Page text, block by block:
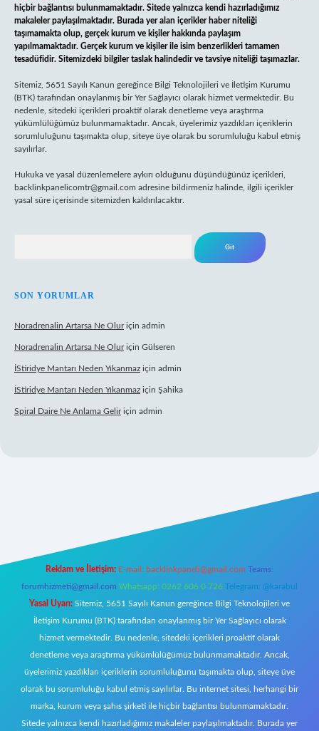
hiçbir bağlantısı bulunmamaktadır. Sitede yalnızca kendi hazırladığımız
makaleler paylaşılmaktadır. Burada yer alan içerikler haber niteliği
taşımamakta olup, gerçek kurum ve kişiler hakkında paylaşım
yapılmamaktadır. Gerçek kurum ve kişiler ile isim benzerlikleri tamamen
tesadüfidir. Sitemizdeki bilgiler taslak halindedir ve tavsiye niteliği taşımazlar.
Sitemiz, 5651 Sayılı Kanun gereğince Bilgi Teknolojileri ve İletişim Kurumu
(BTK) tarafından onaylanmış bir Yer Sağlayıcı olarak hizmet vermektedir. Bu
nedenle, sitedeki içerikleri proaktif olarak denetleme veya araştırma
yükümlülüğümüz bulunmamaktadır. Ancak, üyelerimiz yazdıkları içeriklerin
sorumluluğunu taşımakta olup, siteye üye olarak bu sorumluluğu kabul etmiş
sayılırlar.
Hukuka ve yasal düzenlemelere aykırı olduğunu düşündüğünüz içerikleri,
backlinkpanelicomtr@gmail.com adresine bildirmeniz halinde, ilgili içerikler
yasal süre içerisinde sitemizden kaldırılacaktır.
SON YORUMLAR
Noradrenalin Artarsa Ne Oluriçin admin
Noradrenalin Artarsa Ne Oluriçin Gülseren
İStiridye Mantarı Neden Yıkanmaz için admin
İStiridye Mantarı Neden Yıkanmaz için Şahika
Spiral Daire Ne Anlama Geliriçin admin
Reklam ve İletişim: E-mail: backlinkpaneli@gmail.com Teams:
forumhizmeti@gmail.com Whatsapp: 0262 606 0 726 Telegram: @karabul
Yasal Uyarı: Sitemiz, 5651 Sayılı Kanun gereğince Bilgi Teknolojileri ve
İletişim Kurumu (BTK) tarafından onaylanmış bir Yer Sağlayıcı olarak
hizmet vermektedir. Bu nedenle, sitedeki içerikleri proaktif olarak
denetleme veya araştırma yükümlülüğümüz bulunmamaktadır. Ancak,
üyelerimiz yazdıkları içeriklerin sorumluluğunu taşımakta olup, siteye üye
olarak bu sorumluluğu kabul etmiş sayılırlar. Bu internet sitesi, herhangi bir
marka, kurum veya şahıs şirketi ile hiçbir bağlantısı bulunmamaktadır.
Sitede yalnızca kendi hazırladığımız makaleler paylaşılmaktadır. Burada yer